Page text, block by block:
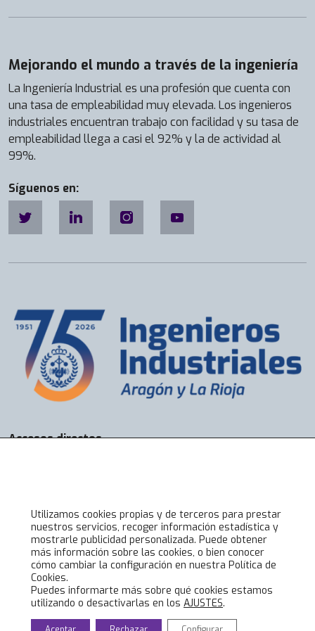
Mejorando el mundo a través de la ingeniería
La Ingeniería Industrial es una profesión que cuenta con
una tasa de empleabilidad muy elevada. Los ingenieros
industriales encuentran trabajo con facilidad y su tasa de
empleabilidad llega a casi el 92% y la de actividad al
99%.
Síguenos en:
Accesos directos
Alta online
Lo último en COIIAR
Noticias
Jornadas técnicas
Formación Ingenieros Industriales
Eventos culturales
Utilizamos cookies propias y de terceros para prestar
nuestros servicios, recoger información estadística y
mostrarle publicidad personalizada. Puede obtener
más información sobre las cookies, o bien conocer
cómo cambiar la configuración en nuestra Política de
Cookies.
Puedes informarte más sobre qué cookies estamos
utilizando o desactivarlas en los AJUSTES.